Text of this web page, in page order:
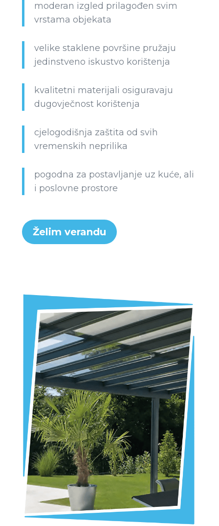
moderan izgled prilagođen svim
vrstama objekata
velike staklene površine pružaju
jedinstveno iskustvo korištenja
kvalitetni materijali osiguravaju
dugovječnost korištenja
cjelogodišnja zaštita od svih
vremenskih neprilika
pogodna za postavljanje uz kuće, ali
i poslovne prostore
Želim verandu